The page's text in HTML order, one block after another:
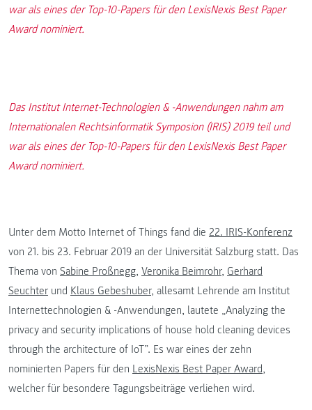
war als eines der Top-10-Papers für den LexisNexis Best Paper
Award nominiert.
Das Institut Internet-Technologien & -Anwendungen nahm am
Internationalen Rechtsinformatik Symposion (IRIS) 2019 teil und
war als eines der Top-10-Papers für den LexisNexis Best Paper
Award nominiert.
Unter dem Motto Internet of Things fand die 22. IRIS-Konferenz
von 21. bis 23. Februar 2019 an der Universität Salzburg statt. Das
Thema von Sabine Proßnegg, Veronika Beimrohr, Gerhard
Seuchter und Klaus Gebeshuber, allesamt Lehrende am Institut
Internettechnologien & -Anwendungen, lautete „Analyzing the
privacy and security implications of house hold cleaning devices
through the architecture of IoT”. Es war eines der zehn
nominierten Papers für den LexisNexis Best Paper Award,
welcher für besondere Tagungsbeiträge verliehen wird.